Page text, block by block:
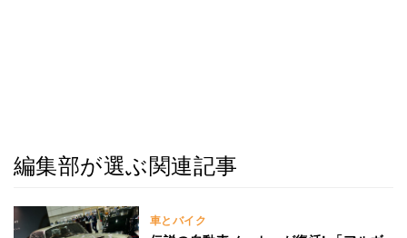
編集部が選ぶ関連記事
車とバイク